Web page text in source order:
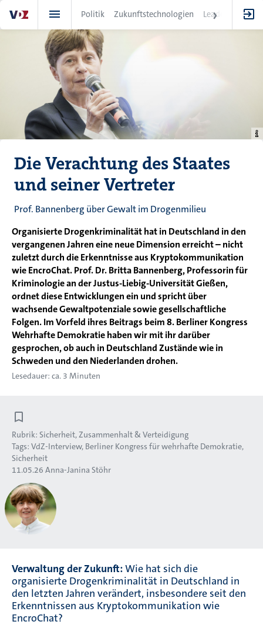
zum
Inhalt
Politik Zukunftstechnologien Leadership
Die Verachtung des Staates
und seiner Vertreter
Prof. Bannenberg über Gewalt im Drogenmilieu
Organisierte Drogenkriminalität hat in Deutschland in den
vergangenen Jahren eine neue Dimension erreicht – nicht
zuletzt durch die Erkenntnisse aus Kryptokommunikation
wie EncroChat. Prof. Dr. Britta Bannenberg, Professorin für
Kriminologie an der Justus-Liebig-Universität Gießen,
ordnet diese Entwicklungen ein und spricht über
wachsende Gewaltpotenziale sowie gesellschaftliche
Folgen. Im Vorfeld ihres Beitrags beim 8. Berliner Kongress
Wehrhafte Demokratie haben wir mit ihr darüber
gesprochen, ob auch in Deutschland Zustände wie in
Schweden und den Niederlanden drohen.
Lesedauer: ca. 3 Minuten
Rubrik: Sicherheit, Zusammenhalt & Verteidigung
Tags: VdZ-Interview Berliner Kongress für wehrhafte Demokratie
Sicherheit
11.05.26 Anna-Janina Stöhr
Verwaltung der Zukunft:Wie hat sich die
organisierte Drogenkriminalität in Deutschland in
den letzten Jahren verändert, insbesondere seit den
Erkenntnissen aus Kryptokommunikation wie
EncroChat?